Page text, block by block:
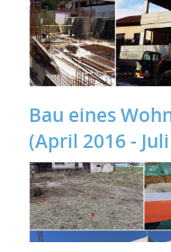
Bau eines
(April 2016 -